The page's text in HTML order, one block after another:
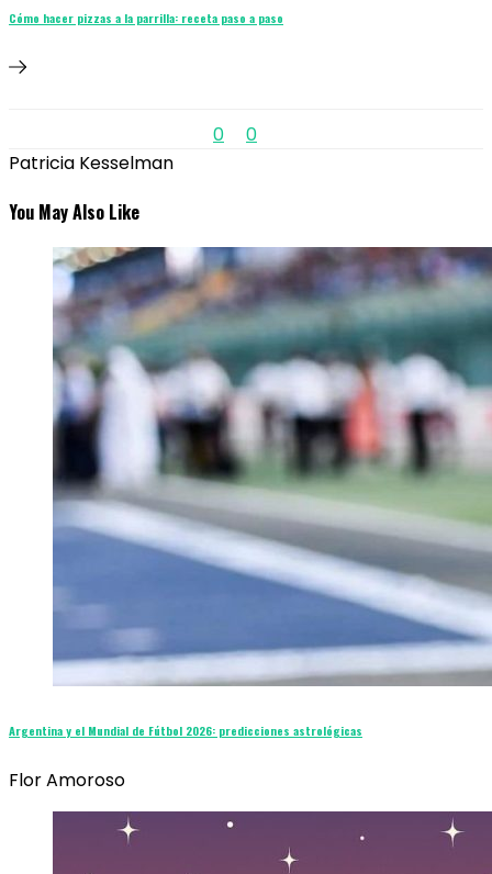
Cómo hacer pizzas a la parrilla: receta paso a paso
0
0
Patricia Kesselman
You May Also Like
Argentina y el Mundial de Fútbol 2026: predicciones astrológicas
Flor Amoroso